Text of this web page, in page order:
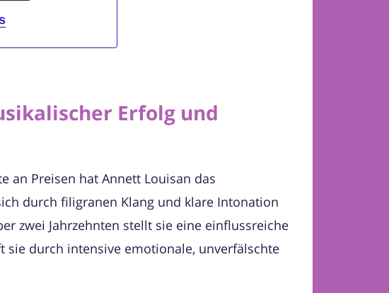
Erfolg und
an Preisen hat Annett Louisan das
durch filigranen Klang und klare Intonation
zwei Jahrzehnten stellt sie eine einflussreiche
sie durch intensive emotionale, unverfälschte